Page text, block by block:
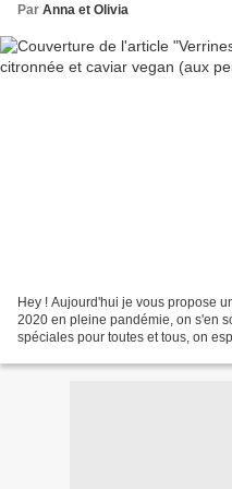
Par Anna et Olivia
Hey ! Aujourd'hui je vous propose
2020 en pleine pandémie, on s'en
spéciales pour toutes et tous, on